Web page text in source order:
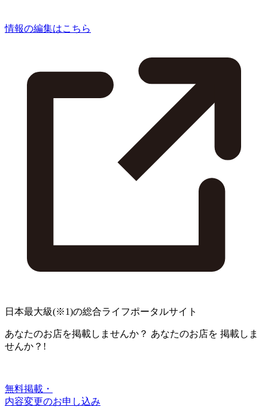
情報の編集はこちら
日本最大級(※1)の総合ライフポータルサイト
あなたのお店を掲載しませんか？ あなたのお店を 掲載しま
せんか？!
無料掲載・
内容変更のお申し込み